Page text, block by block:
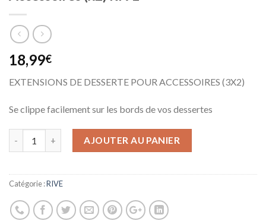
18,99€
EXTENSIONS DE DESSERTE POUR ACCESSOIRES (3X2)
Se clippe facilement sur les bords de vos dessertes
AJOUTER AU PANIER
Catégorie :RIVE